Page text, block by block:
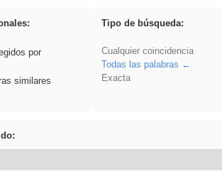
por
similares
Tipo de búsqueda:
Cualquier coincidencia
Todas las palabras
Exacta